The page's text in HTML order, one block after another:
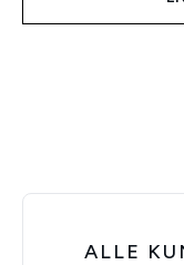
ALLE